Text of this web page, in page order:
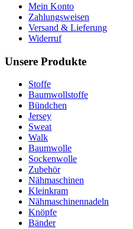
Mein Konto
Zahlungsweisen
Versand & Lieferung
Widerruf
Unsere Produkte
Stoffe
Baumwollstoffe
Bündchen
Jersey
Sweat
Walk
Baumwolle
Sockenwolle
Zubehör
Nähmaschinen
Kleinkram
Nähmaschinennadeln
Knöpfe
Bänder